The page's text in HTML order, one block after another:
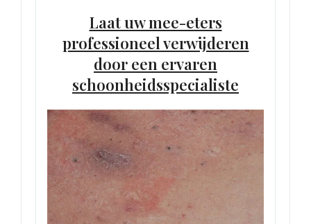
Laat uw mee-eters
professioneel verwijderen
door een ervaren
schoonheidsspecialiste